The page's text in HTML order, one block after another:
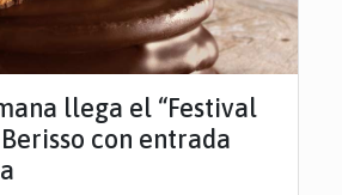
llega el “Festival
con entrada